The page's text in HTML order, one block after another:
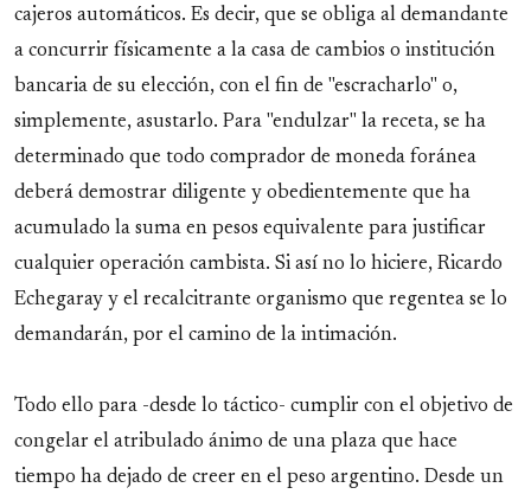
cajeros automáticos. Es decir, que se obliga al demandante
a concurrir físicamente a la casa de cambios o institución
bancaria de su elección, con el fin de "escracharlo" o,
simplemente, asustarlo. Para "endulzar" la receta, se ha
determinado que todo comprador de moneda foránea
deberá demostrar diligente y obedientemente que ha
acumulado la suma en pesos equivalente para justificar
cualquier operación cambista. Si así no lo hiciere, Ricardo
Echegaray y el recalcitrante organismo que regentea se lo
demandarán, por el camino de la intimación.
Todo ello para -desde lo táctico- cumplir con el objetivo de
congelar el atribulado ánimo de una plaza que hace
tiempo ha dejado de creer en el peso argentino. Desde un